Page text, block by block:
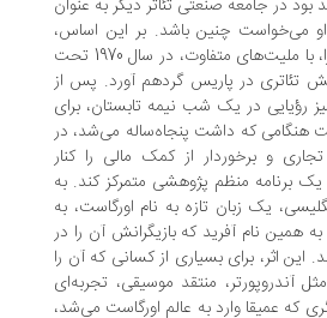
صنعتی تئاتر دیگر به عنوان
چنین باشد. بر این اساس،
بروک «گروه بازیگران خود را، با ملیت‌های متفاوت، در سال 1970 تحت
در پاریس گردهم آورد. پس از
در یک شب نیمه تابستان، برای
که داشت پنجاه‌ساله می‌شد، در
از کمک مالی را کنار
منظم پژوهشی متمرکز کند. به
زبان تازه به نام اورگاست، به
آفرید که بازیگرانش آن را در
اثر، برای بسیاری از کسانی که آن را
منتقد موسیقی، تجربه‌ای
وارد به عالم اورگاست می‌شد،